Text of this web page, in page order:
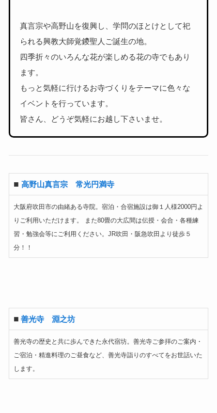
真言宗や高野山を復興し、学問のほとけとして祀
られる興教大師覚鑁聖人ご誕生の地。
四季折々のいろんな花が楽しめる花の寺でもあり
ます。
もっと気軽に行けるお寺づくりをテーマに色々な
イベントを行っています。
皆さん、どうぞ気軽にお越し下さいませ。
■ 高野山真言宗 常光円満寺
大阪府吹田市の由緒ある寺院。宿泊・合宿施設は御１人様2000円よ
りご利用いただけます。 また80畳の大広間は伝授・会合・各種練
習・勉強会等にご利用ください。JR吹田・阪急吹田より徒歩５
分！！
■ 善光寺 淵之坊
善光寺の歴史と共に歩んできた永代宿坊。善光寺ご参拝のご案内・
ご宿泊・精進料理のご昼食など、善光寺詣りのすべてをお世話いた
します。